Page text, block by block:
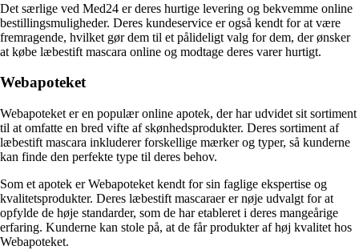
Det særlige ved Med24 er deres hurtige levering og bekvemme online
bestillingsmuligheder. Deres kundeservice er også kendt for at være
fremragende, hvilket gør dem til et pålideligt valg for dem, der ønsker
at købe læbestift mascara online og modtage deres varer hurtigt.
Webapoteket
Webapoteket er en populær online apotek, der har udvidet sit sortiment
til at omfatte en bred vifte af skønhedsprodukter. Deres sortiment af
læbestift mascara inkluderer forskellige mærker og typer, så kunderne
kan finde den perfekte type til deres behov.
Som et apotek er Webapoteket kendt for sin faglige ekspertise og
kvalitetsprodukter. Deres læbestift mascaraer er nøje udvalgt for at
opfylde de høje standarder, som de har etableret i deres mangeårige
erfaring. Kunderne kan stole på, at de får produkter af høj kvalitet hos
Webapoteket.